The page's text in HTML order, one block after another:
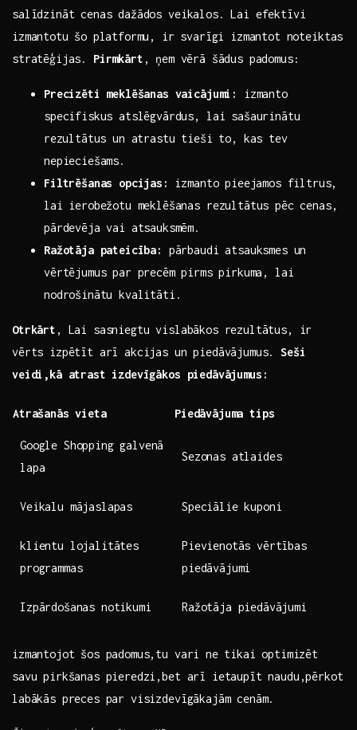
salīdzināt cenas dažādos veikalos. Lai efektīvi
izmantotu⁢ šo platformu, ir ⁣svarīgi izmantot noteiktas
stratēģijas. Pirmkārt , ņem⁣ vērā šādus padomus:
Precizēti meklēšanas vaicājumi:
izmanto
specifiskus‍ atslēgvārdus, lai sašaurinātu
⁢rezultātus un atrastu tieši to, kas tev
nepieciešams.
Filtrēšanas opcijas:
⁤izmanto pieejamos filtrus,
lai ierobežotu meklēšanas rezultātus pēc cenas,
pārdevēja vai atsauksmēm.
Ražotāja pateicība:
pārbaudi atsauksmes un
vērtējumus par precēm ⁢pirms pirkuma,‍ lai
nodrošinātu kvalitāti.
Otrkārt , Lai sasniegtu vislabākos rezultātus, ir
‌vērts izpētīt arī akcijas un piedāvājumus.Seši
veidi,kā atrast izdevīgākos piedāvājumus:
Atrašanās vieta Piedāvājuma tips
Google Shopping galvenā
lapa
Sezonas atlaides
Veikalu mājaslapas Speciālie kuponi
klientu lojalitātes
programmas
Pievienotās​ vērtības
piedāvājumi
Izpārdošanas notikumi Ražotāja piedāvājumi
izmantojot šos padomus,tu vari ⁤ne tikai optimizēt
savu pirkšanas pieredzi,bet ​arī ietaupīt naudu,pērkot
labākās preces par visizdevīgākajām cenām.